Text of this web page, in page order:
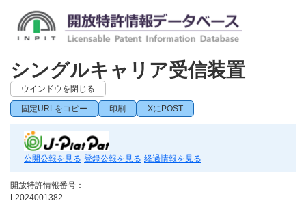
シングルキャリア受信装置
ウインドウを閉じる
固定URLをコピー 印刷 XにPOST
公開公報を見る 登録公報を見る 経過情報を見る
開放特許情報番号：
L2024001382